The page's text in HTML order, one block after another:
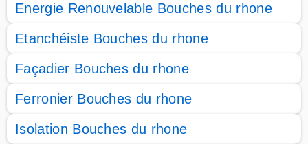
Energie Renouvelable Bouches du rhone
Etanchéiste Bouches du rhone
Façadier Bouches du rhone
Ferronier Bouches du rhone
Isolation Bouches du rhone